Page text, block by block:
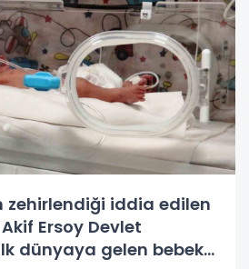
zehirlendiği iddia edilen
Ersoy Devlet
dünyaya gelen bebek